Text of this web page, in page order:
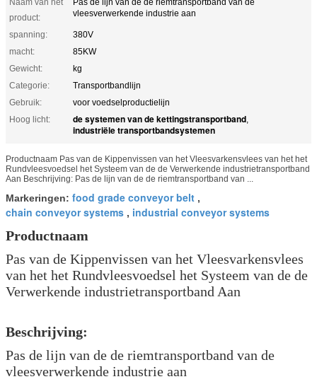
Naam van het
product:
Pas de lijn van de de riemtransportband van de
vleesverwerkende industrie aan
spanning:
380V
macht:
85KW
Gewicht:
kg
Categorie:
Transportbandlijn
Gebruik:
voor voedselproductielijn
Hoog licht:
de systemen van de kettingstransportband,
industriële transportbandsystemen
Productnaam Pas van de Kippenvissen van het Vleesvarkensvlees van het het
Rundvleesvoedsel het Systeem van de de Verwerkende industrietransportband
Aan Beschrijving: Pas de lijn van de de riemtransportband van ...
Markeringen: food grade conveyor belt ,
chain conveyor systems , industrial conveyor systems
Productnaam
Pas van de Kippenvissen van het Vleesvarkensvlees
van het het Rundvleesvoedsel het Systeem van de de
Verwerkende industrietransportband Aan
Beschrijving:
Pas de lijn van de de riemtransportband van de
vleesverwerkende industrie aan